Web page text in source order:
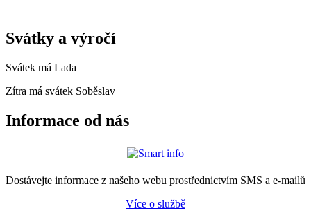
Svátky a výročí
Svátek má Lada
Zítra má svátek Soběslav
Informace od nás
Dostávejte informace z našeho webu prostřednictvím SMS a e-mailů
Více o službě